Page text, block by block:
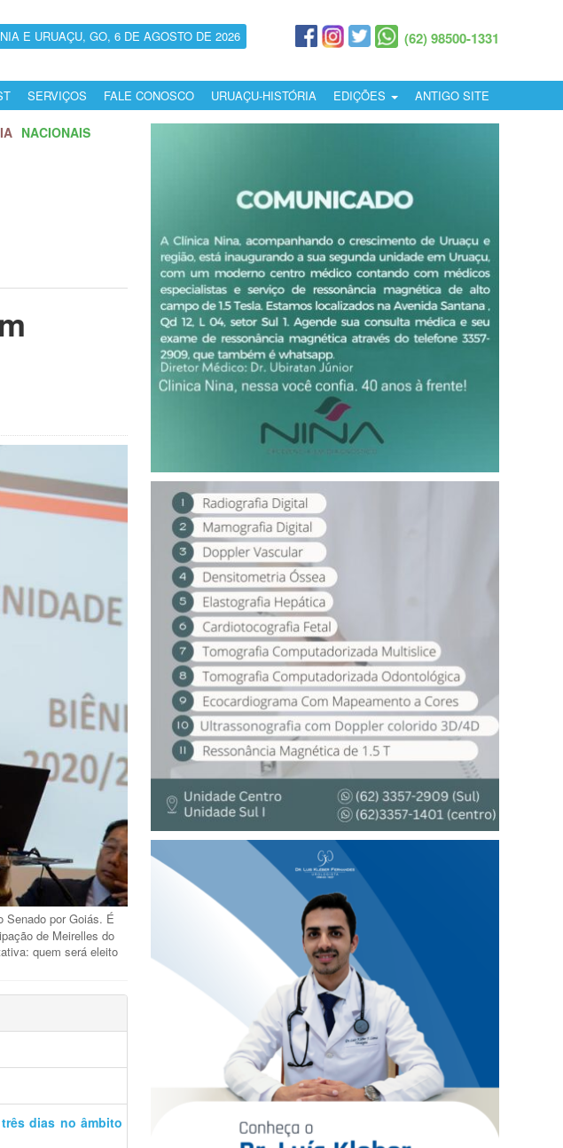
E URUAÇU, GO, 6 DE AGOSTO DE 2026 (62) 98500-1331
SERVIÇOS FALE CONOSCO URUAÇU-HISTÓRIA EDIÇÕES ANTIGO SITE
NACIONAIS
Senado por Goiás. É
de Meirelles do
quem será eleito
dias no âmbito